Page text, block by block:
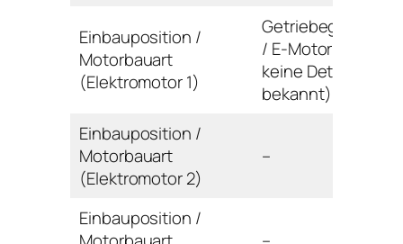
Einbauposition /
Motorbauart
(Elektromotor 1)
Getriebegehäuse
/ E-Motor (noch
keine Details
bekannt)
Einbauposition /
Motorbauart
(Elektromotor 2)
–
Einbauposition /